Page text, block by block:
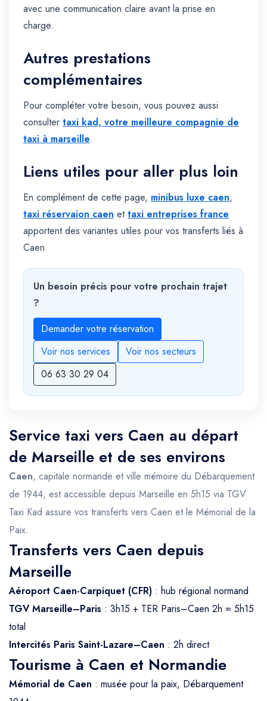
avec une communication claire avant la prise en
charge.
Autres prestations
complémentaires
Pour compléter votre besoin, vous pouvez aussi
consulter taxi kad, votre meilleure compagnie de
taxi à marseille.
Liens utiles pour aller plus loin
En complément de cette page, minibus luxe caen,
taxi réservaion caen ettaxi entreprises france
apportent des variantes utiles pour vos transferts liés à
Caen.
Un besoin précis pour votre prochain trajet
?
Demander votre réservation
Voir nos services
Voir nos secteurs
06 63 30 29 04
Service taxi vers Caen au départ
de Marseille et de ses environs
Caen, capitale normande et ville mémoire du Débarquement
de 1944, est accessible depuis Marseille en 5h15 via TGV.
Taxi Kad assure vos transferts vers Caen et le Mémorial de la
Paix.
Transferts vers Caen depuis
Marseille
Aéroport Caen-Carpiquet (CFR) : hub régional normand
TGV Marseille–Paris : 3h15 + TER Paris–Caen 2h = 5h15
total
Intercités Paris Saint-Lazare–Caen : 2h direct
Tourisme à Caen et Normandie
Mémorial de Caen : musée pour la paix, Débarquement